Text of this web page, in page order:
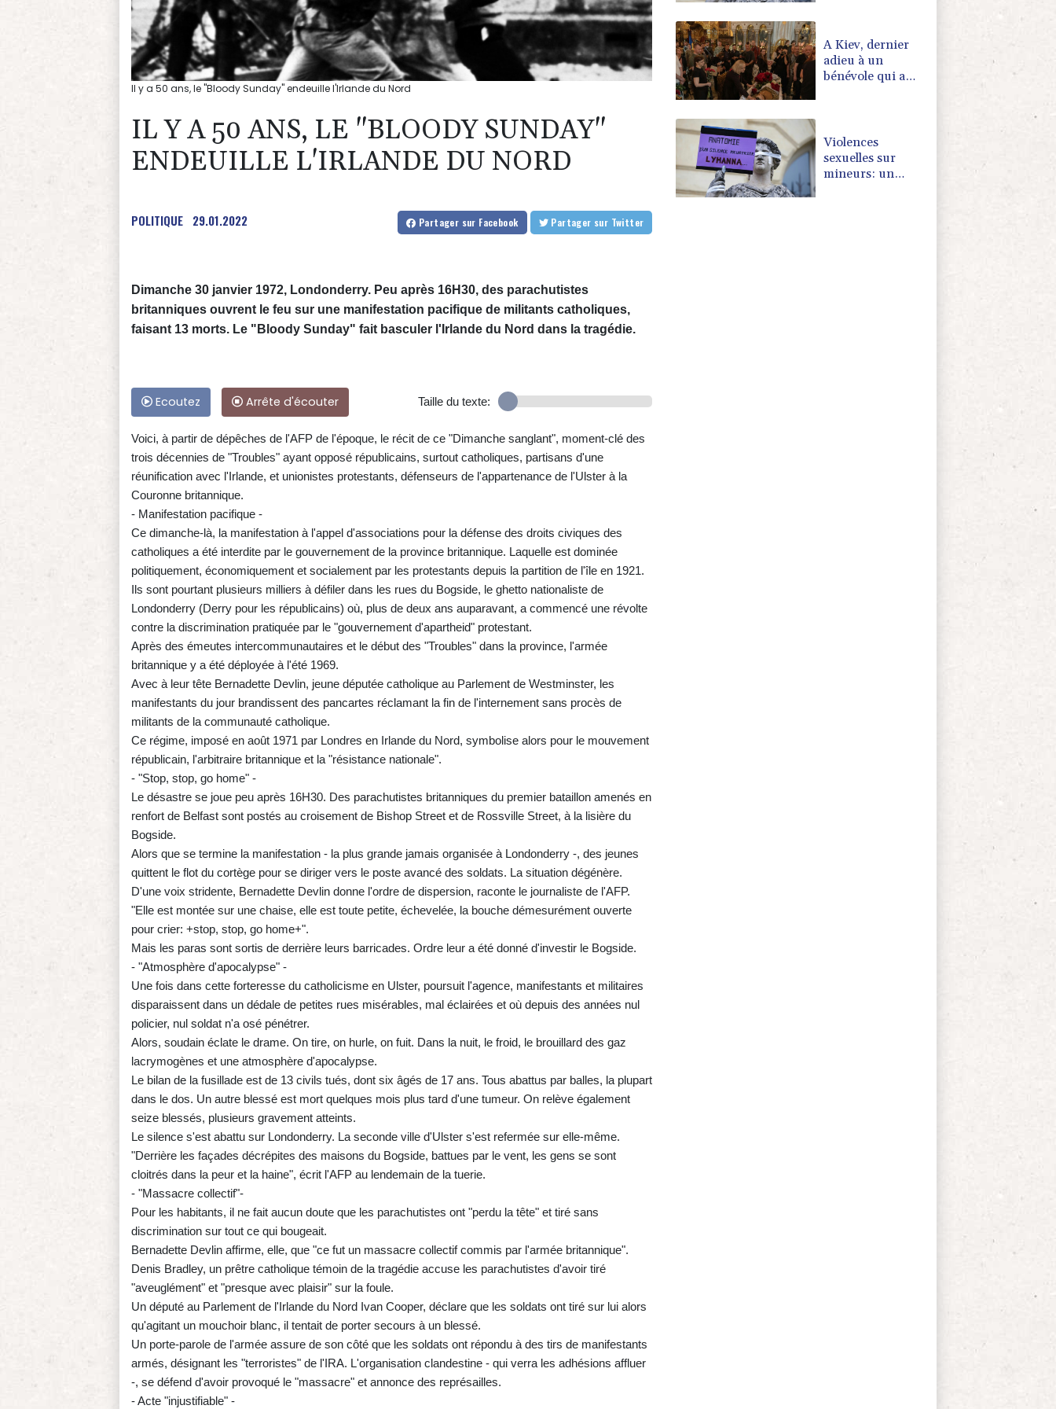
Il y a 50 ans, le "Bloody Sunday" endeuille l'Irlande du Nord
IL Y A 50 ANS, LE "BLOODY SUNDAY"
ENDEUILLE L'IRLANDE DU NORD
POLITIQUE 29.01.2022 Partager sur Facebook Partager sur Twitter
Dimanche 30 janvier 1972, Londonderry. Peu après 16H30, des parachutistes
britanniques ouvrent le feu sur une manifestation pacifique de militants catholiques,
faisant 13 morts. Le "Bloody Sunday" fait basculer l'Irlande du Nord dans la tragédie.
Ecoutez Arrête d'écouter Taille du texte:
Voici, à partir de dépêches de l'AFP de l'époque, le récit de ce "Dimanche sanglant", moment-clé des
trois décennies de "Troubles" ayant opposé républicains, surtout catholiques, partisans d'une
réunification avec l'Irlande, et unionistes protestants, défenseurs de l'appartenance de l'Ulster à la
Couronne britannique.
- Manifestation pacifique -
Ce dimanche-là, la manifestation à l'appel d'associations pour la défense des droits civiques des
catholiques a été interdite par le gouvernement de la province britannique. Laquelle est dominée
politiquement, économiquement et socialement par les protestants depuis la partition de l'île en 1921.
Ils sont pourtant plusieurs milliers à défiler dans les rues du Bogside, le ghetto nationaliste de
Londonderry (Derry pour les républicains) où, plus de deux ans auparavant, a commencé une révolte
contre la discrimination pratiquée par le "gouvernement d'apartheid" protestant.
Après des émeutes intercommunautaires et le début des "Troubles" dans la province, l'armée
britannique y a été déployée à l'été 1969.
Avec à leur tête Bernadette Devlin, jeune députée catholique au Parlement de Westminster, les
manifestants du jour brandissent des pancartes réclamant la fin de l'internement sans procès de
militants de la communauté catholique.
Ce régime, imposé en août 1971 par Londres en Irlande du Nord, symbolise alors pour le mouvement
républicain, l'arbitraire britannique et la "résistance nationale".
- "Stop, stop, go home" -
Le désastre se joue peu après 16H30. Des parachutistes britanniques du premier bataillon amenés en
renfort de Belfast sont postés au croisement de Bishop Street et de Rossville Street, à la lisière du
Bogside.
Alors que se termine la manifestation - la plus grande jamais organisée à Londonderry -, des jeunes
quittent le flot du cortège pour se diriger vers le poste avancé des soldats. La situation dégénère.
D'une voix stridente, Bernadette Devlin donne l'ordre de dispersion, raconte le journaliste de l'AFP.
"Elle est montée sur une chaise, elle est toute petite, échevelée, la bouche démesurément ouverte
pour crier: +stop, stop, go home+".
Mais les paras sont sortis de derrière leurs barricades. Ordre leur a été donné d'investir le Bogside.
- "Atmosphère d'apocalypse" -
Une fois dans cette forteresse du catholicisme en Ulster, poursuit l'agence, manifestants et militaires
disparaissent dans un dédale de petites rues misérables, mal éclairées et où depuis des années nul
policier, nul soldat n'a osé pénétrer.
Alors, soudain éclate le drame. On tire, on hurle, on fuit. Dans la nuit, le froid, le brouillard des gaz
lacrymogènes et une atmosphère d'apocalypse.
Le bilan de la fusillade est de 13 civils tués, dont six âgés de 17 ans. Tous abattus par balles, la plupart
dans le dos. Un autre blessé est mort quelques mois plus tard d'une tumeur. On relève également
seize blessés, plusieurs gravement atteints.
Le silence s'est abattu sur Londonderry. La seconde ville d'Ulster s'est refermée sur elle-même.
"Derrière les façades décrépites des maisons du Bogside, battues par le vent, les gens se sont
cloitrés dans la peur et la haine", écrit l'AFP au lendemain de la tuerie.
- "Massacre collectif"-
Pour les habitants, il ne fait aucun doute que les parachutistes ont "perdu la tête" et tiré sans
discrimination sur tout ce qui bougeait.
Bernadette Devlin affirme, elle, que "ce fut un massacre collectif commis par l'armée britannique".
Denis Bradley, un prêtre catholique témoin de la tragédie accuse les parachutistes d'avoir tiré
"aveuglément" et "presque avec plaisir" sur la foule.
Un député au Parlement de l'Irlande du Nord Ivan Cooper, déclare que les soldats ont tiré sur lui alors
qu'agitant un mouchoir blanc, il tentait de porter secours à un blessé.
Un porte-parole de l'armée assure de son côté que les soldats ont répondu à des tirs de manifestants
armés, désignant les "terroristes" de l'IRA. L'organisation clandestine - qui verra les adhésions affluer
-, se défend d'avoir provoqué le "massacre" et annonce des représailles.
- Acte "injustifiable" -
enquêtes
A Kiev, dernier
adieu à un
bénévole qui a
Violences
sexuelles sur
mineurs: un